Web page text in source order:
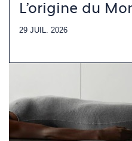
L'origine du
29 JUIL. 2026